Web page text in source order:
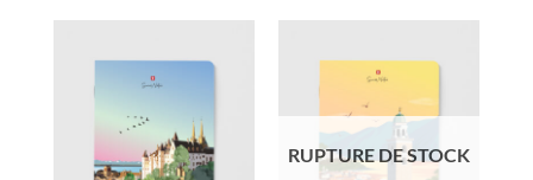
RUPTURE DE STOCK